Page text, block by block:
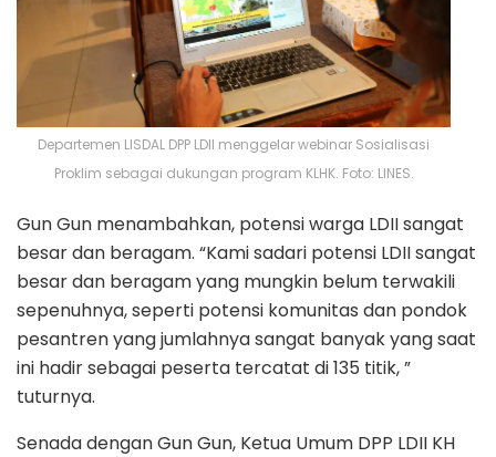
Departemen LISDAL DPP LDII menggelar webinar Sosialisasi
Proklim sebagai dukungan program KLHK. Foto: LINES.
Gun Gun menambahkan, potensi warga LDII sangat
besar dan beragam. “Kami sadari potensi LDII sangat
besar dan beragam yang mungkin belum terwakili
sepenuhnya, seperti potensi komunitas dan pondok
pesantren yang jumlahnya sangat banyak yang saat
ini hadir sebagai peserta tercatat di 135 titik, ”
tuturnya.
Senada dengan Gun Gun, Ketua Umum DPP LDII KH